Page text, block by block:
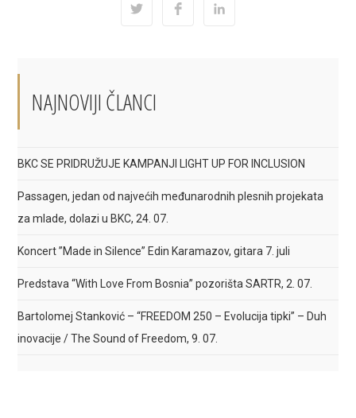
Opens
Opens
Opens
NAJNOVIJI ČLANCI
BKC SE PRIDRUŽUJE KAMPANJI LIGHT UP FOR INCLUSION
Passagen, jedan od najvećih međunarodnih plesnih projekata
za mlade, dolazi u BKC, 24. 07.
Koncert ”Made in Silence” Edin Karamazov, gitara 7. juli
Predstava “With Love From Bosnia” pozorišta SARTR, 2. 07.
Bartolomej Stanković – “FREEDOM 250 – Evolucija tipki” – Duh
inovacije / The Sound of Freedom, 9. 07.